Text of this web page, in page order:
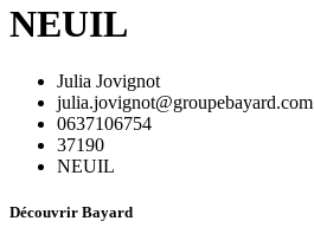
NEUIL
Julia Jovignot
julia.jovignot@groupebayard.com
0637106754
37190
NEUIL
Découvrir Bayard